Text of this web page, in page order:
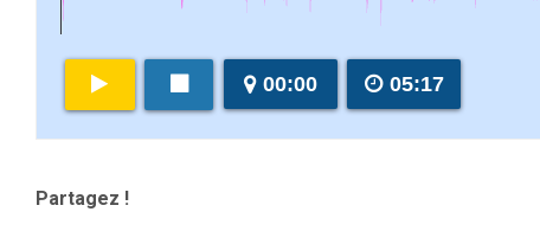
00:00 05:17
Partagez !